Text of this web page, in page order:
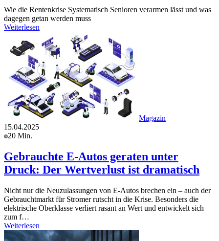
Wie die Rentenkrise Systematisch Senioren verarmen lässt und was
dagegen getan werden muss
Weiterlesen
Magazin
15.04.2025
20 Min.
Gebrauchte E-Autos geraten unter
Druck: Der Wertverlust ist dramatisch
Nicht nur die Neuzulassungen von E-Autos brechen ein – auch der
Gebrauchtmarkt für Stromer rutscht in die Krise. Besonders die
elektrische Oberklasse verliert rasant an Wert und entwickelt sich
zum f…
Weiterlesen